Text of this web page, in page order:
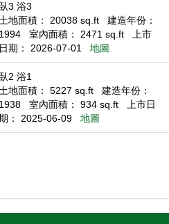
臥3 浴3
土地面積： 20038 sq.ft
建造年份：
1994
室內面積： 2471 sq.ft
上市
日期： 2026-07-01
地圖
臥2 浴1
土地面積： 5227 sq.ft
建造年份：
1938
室內面積： 934 sq.ft
上市日
： 2025-06-09
地圖